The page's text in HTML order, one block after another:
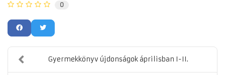
0
Gyermekkönyv újdonságok áprilisban I-II.